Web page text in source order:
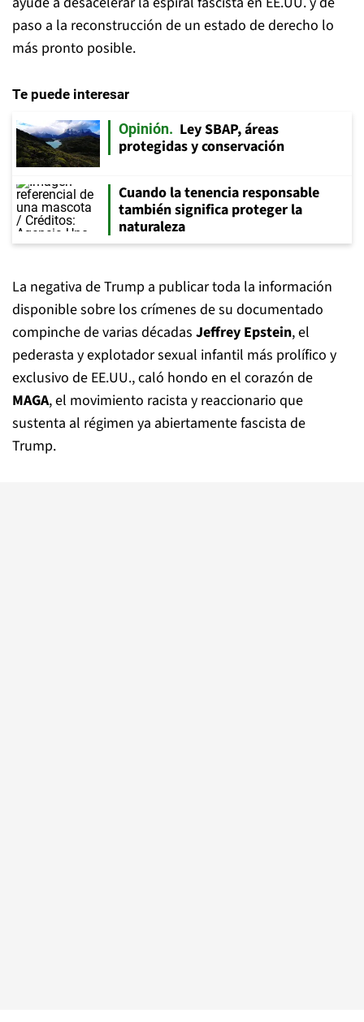
paso a la reconstrucción de un estado de derecho lo
más pronto posible.
Te puede interesar
Opinión
Ley SBAP, áreas
protegidas y conservación
Cuando la tenencia responsable
también significa proteger la
naturaleza
La negativa de Trump a publicar toda la información
disponible sobre los crímenes de su documentado
compinche de varias décadas Jeffrey Epstein, el
pederasta y explotador sexual infantil más prolífico y
exclusivo de EE.UU., caló hondo en el corazón de
MAGA, el movimiento racista y reaccionario que
sustenta al régimen ya abiertamente fascista de
Trump.